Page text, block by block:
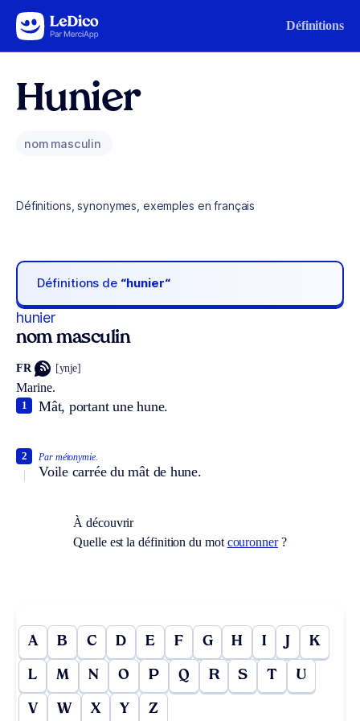
Aller au contenu Définitions
Hunier
nom masculin
Définitions, synonymes, exemples en français
Définitions de “hunier“
hunier
nom masculin
FR [ynje]
Marine.
Mât, portant une hune.
1
Par métonymie.
Voile carrée du mât de hune.
2
À découvrir
Quelle est la définition du mot couronner?
A B C D E F G H I J K
L M N O P Q R S T U
V W X Y Z